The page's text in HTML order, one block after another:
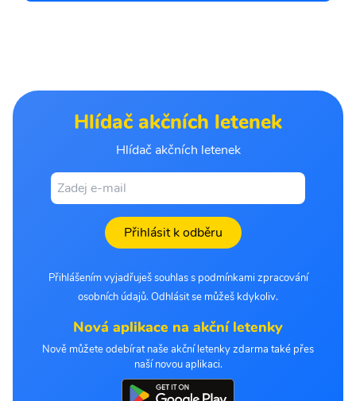
Hlídač akčních letenek
Hlídač akčních letenek
Přihlásit k odběru
Přihlášením vyjadřuješ souhlas s podmínkami zpracování
osobních údajů. Odhlásit se můžeš kdykoliv.
Nová aplikace na akční letenky
Nově můžete odebírat naše akční letenky zdarma také přes
naší novou aplikaci.